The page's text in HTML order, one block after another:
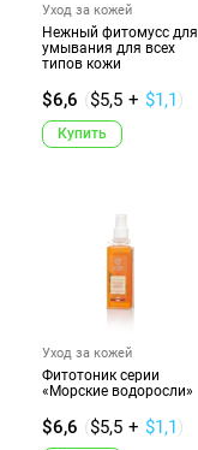
Уход за кожей
Нежный фитомусс для
умывания для всех
типов кожи
$6,6 ($5,5 + $1,1 )
Купить
Уход за кожей
Фитотоник серии
«Морские водоросли»
$6,6 ($5,5 + $1,1 )